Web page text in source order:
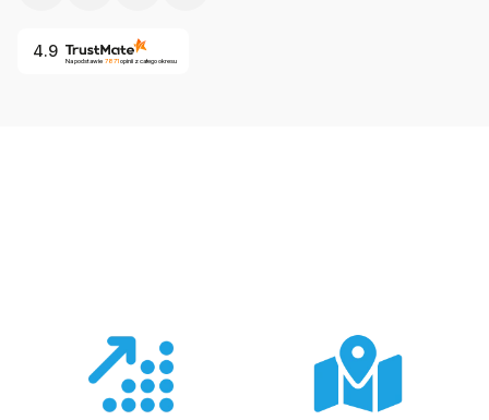
4.9
Na podstawie 7871opinii z całego okresu